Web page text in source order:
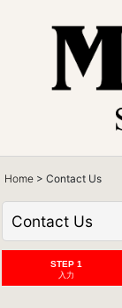
Home > Contact Us
Contact Us
STEP 1
入力